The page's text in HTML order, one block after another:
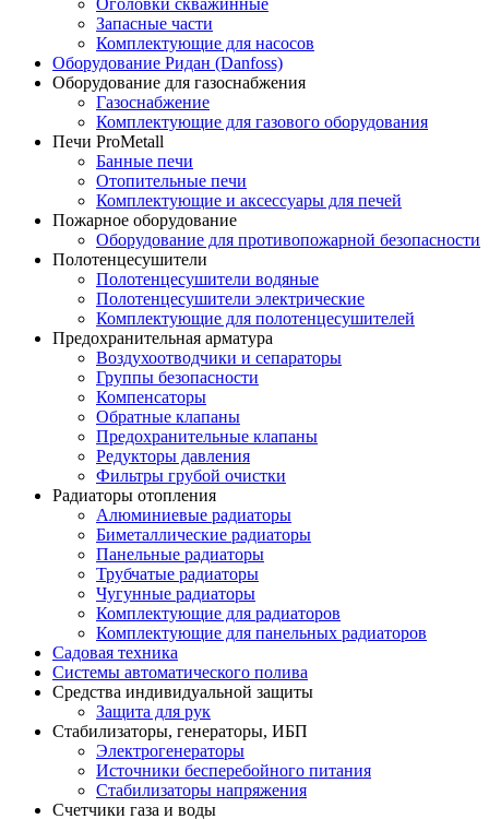
Оголовки скважинные
Запасные части
Комплектующие для насосов
Оборудование Ридан (Danfoss)
Оборудование для газоснабжения
Газоснабжение
Комплектующие для газового оборудования
Печи ProMetall
Банные печи
Отопительные печи
Комплектующие и аксессуары для печей
Пожарное оборудование
Оборудование для противопожарной безопасности
Полотенцесушители
Полотенцесушители водяные
Полотенцесушители электрические
Комплектующие для полотенцесушителей
Предохранительная арматура
Воздухоотводчики и сепараторы
Группы безопасности
Компенсаторы
Обратные клапаны
Предохранительные клапаны
Редукторы давления
Фильтры грубой очистки
Радиаторы отопления
Алюминиевые радиаторы
Биметаллические радиаторы
Панельные радиаторы
Трубчатые радиаторы
Чугунные радиаторы
Комплектующие для радиаторов
Комплектующие для панельных радиаторов
Садовая техника
Системы автоматического полива
Средства индивидуальной защиты
Защита для рук
Стабилизаторы, генераторы, ИБП
Электрогенераторы
Источники бесперебойного питания
Стабилизаторы напряжения
Счетчики газа и воды